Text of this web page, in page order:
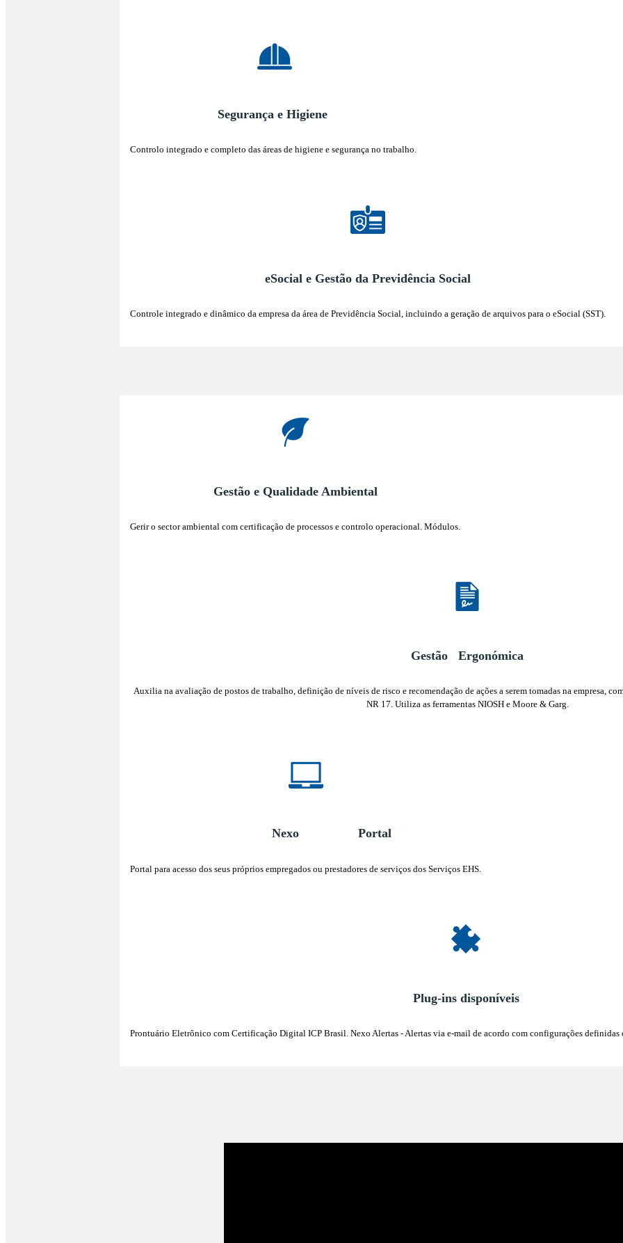
Segurança e Higiene
Controlo integrado e completo das áreas de higiene e segurança no trabalho.
eSocial e Gestão da Previdência Social
Controle integrado e dinâmico da empresa da área de Previdência Social, incluindo a geração de arquivos para o eSocial (SST).
Gestão e Qualidade Ambiental
Gerir o sector ambiental com certificação de processos e controlo operacional. Módulos.
Gestão Ergonómica
Auxilia na avaliação de postos de trabalho, definição de níveis de risco e recomendação de ações a serem tomadas na empresa,
NR 17. Utiliza as ferramentas NIOSH e Moore & Garg.
Nexo Portal
Portal para acesso dos seus próprios empregados ou prestadores de serviços dos Serviços EHS.
Plug-ins disponíveis
Prontuário Eletrônico com Certificação Digital ICP Brasil. Nexo Alertas - Alertas via e-mail de acordo com configurações definidas